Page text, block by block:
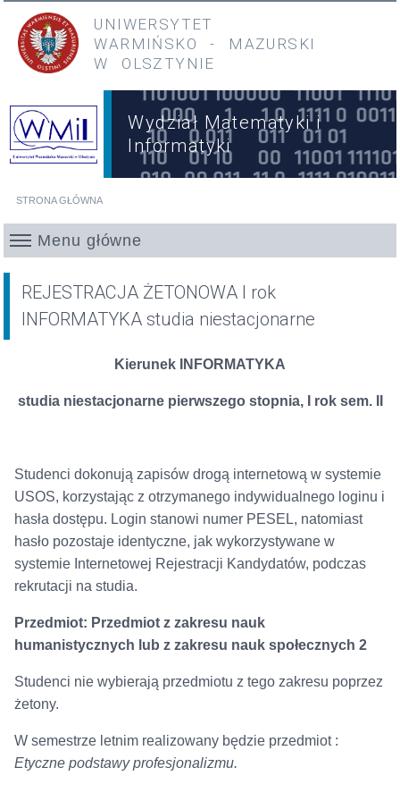
Przejdź do treści
Przejdź do menu głównego
UNIWERSYTET
WARMIŃSKO
- MAZURSKI
W OLSZTYNIE
Wydział Matematyki i
Informatyki
STRONA GŁÓWNA
Menu główne
REJESTRACJA ŻETONOWA I rok
INFORMATYKA studia niestacjonarne
Kierunek INFORMATYKA
studia niestacjonarne pierwszego stopnia, I rok sem. II
Studenci dokonują zapisów drogą internetową w systemie
USOS, korzystając z otrzymanego indywidualnego loginu i
hasła dostępu. Login stanowi numer PESEL, natomiast
hasło pozostaje identyczne, jak wykorzystywane w
systemie Internetowej Rejestracji Kandydatów, podczas
rekrutacji na studia.
Przedmiot: Przedmiot z zakresu nauk
humanistycznych lub z zakresu nauk społecznych 2
Studenci nie wybierają przedmiotu z tego zakresu poprzez
żetony.
W semestrze letnim realizowany będzie przedmiot :
Etyczne podstawy profesjonalizmu.